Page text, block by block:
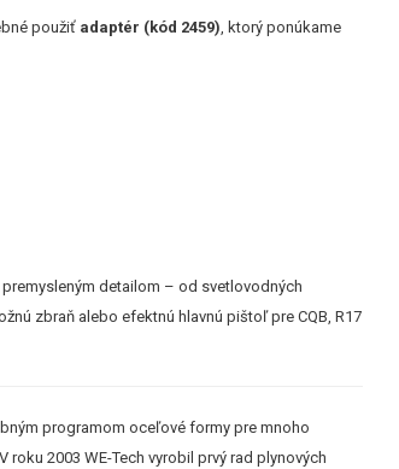
použiť adaptér (kód 2459), ktorý ponúkame
detailom – od svetlovodných
zbraň alebo efektnú hlavnú pištoľ pre CQB, R17
programom oceľové formy pre mnoho
2003 WE-Tech vyrobil prvý rad plynových